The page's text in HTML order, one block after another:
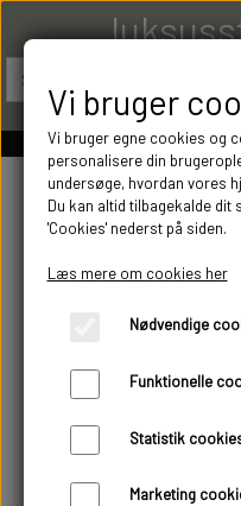
Vi bruger
Vi bruger egne cookies og
personalisere din
undersøge, hvordan vores
Du kan altid tilbagekalde dit
'Cookies' nederst på siden.
Læs mere om cookies her
Nødvendige
Funktionelle
Statistik
Marketing